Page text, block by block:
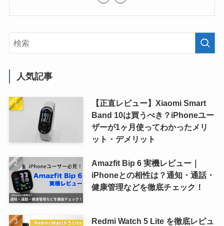
人気記事
【正直レビュー】Xiaomi Smart
Band 10は買うべき？iPhoneユー
ザーが1ヶ月使ってわかったメリ
ット・デメリット
Amazfit Bip 6 実機レビュー｜
iPhoneとの相性は？通知・通話・
健康管理などを徹底チェック！
Redmi Watch 5 Lite を徹底レビュ